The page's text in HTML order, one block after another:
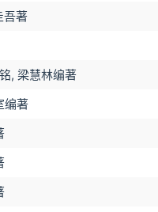
吾著
, 梁慧林编著
编著